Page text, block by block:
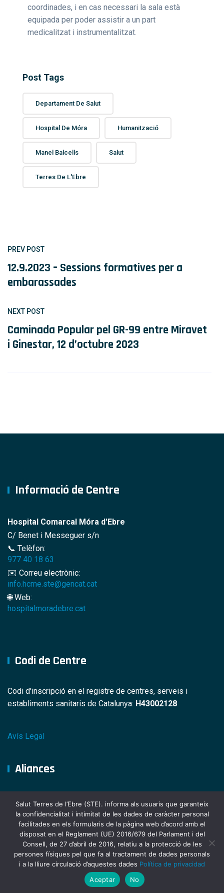
coordinades, i en cas necessari la sala està
equipada per poder assistir a un part
medicalitzat i instrumentalitzat.
Post Tags
Departament De Salut
Hospital De Móra Humanització
Manel Balcells Salut
Terres De L'Ebre
PREV POST
12.9.2023 – Sessions formatives per a
embarassades
NEXT POST
Caminada Popular pel GR-99 entre Miravet
i Ginestar, 12 d’octubre 2023
Informació de Centre
Hospital Comarcal Móra d'Ebre
C/ Benet i Messeguer s/n
📞 Telèfon:
977 40 18 63
✉️ Correu electrònic:
info.hcme.ste@gencat.cat
🌐 Web:
hospitalmoradebre.cat
Codi de Centre
Codi d'inscripció en el registre de centres, serveis i
establiments sanitaris de Catalunya: H43002128
Avís Legal
Aliances
© 2025 Hospital Comarcal de Móra d'Ebre
Salut Terres de l’Ebre (STE). informa als usuaris que garanteix
la confidencialitat i intimitat de les dades de caràcter personal
facilitades en els formularis de la pàgina web d’acord amb el
disposat en el Reglament (UE) 2016/679 del Parlament i del
Consell, de 27 d’abril de 2016, relatiu a la protecció de les
persones físiques pel que fa al tractament de dades personals
i a la lliure circulació d’aquestes dades Política de privacidad
Aceptar
No